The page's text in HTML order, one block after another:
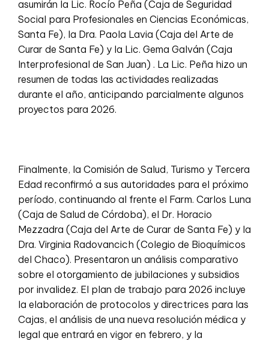
asumirán la Lic. Rocío Peña (Caja de Seguridad
Social para Profesionales en Ciencias Económicas,
Santa Fe), la Dra. Paola Lavia (Caja del Arte de
Curar de Santa Fe) y la Lic. Gema Galván (Caja
Interprofesional de San Juan) . La Lic. Peña hizo un
resumen de todas las actividades realizadas
durante el año, anticipando parcialmente algunos
proyectos para 2026.
Finalmente, la Comisión de Salud, Turismo y Tercera
Edad reconfirmó a sus autoridades para el próximo
período, continuando al frente el Farm. Carlos Luna
(Caja de Salud de Córdoba), el Dr. Horacio
Mezzadra (Caja del Arte de Curar de Santa Fe) y la
Dra. Virginia Radovancich (Colegio de Bioquímicos
del Chaco). Presentaron un análisis comparativo
sobre el otorgamiento de jubilaciones y subsidios
por invalidez. El plan de trabajo para 2026 incluye
la elaboración de protocolos y directrices para las
Cajas, el análisis de una nueva resolución médica y
legal que entrará en vigor en febrero, y la